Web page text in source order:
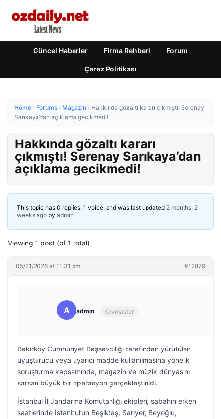
Güncel Haberler Firma Rehberi Forum
Çerez Politikası
Home › Forums › Magazin › Hakkında gözaltı kararı çıkmıştı! Serenay
Sarıkaya’dan açıklama gecikmedi!
Hakkında gözaltı kararı
çıkmıştı! Serenay Sarıkaya’dan
açıklama gecikmedi!
This topic has 0 replies, 1 voice, and was last updated 2 months, 2
weeks ago by admin.
Viewing 1 post (of 1 total)
05/21/2026 at 11:31 pm #12879
A admin Keymaster
Bakırköy Cumhuriyet Başsavcılığı tarafından yürütülen
uyuşturucu veya uyarıcı madde kullanılmasına yönelik
soruşturma kapsamında, magazin ve müzik dünyasını
sarsan büyük bir operasyon gerçekleştirildi.
İstanbul İl Jandarma Komutanlığı ekipleri, sabahın erken
saatlerinde İstanbul’un Beşiktaş, Sarıyer, Beyoğlu,